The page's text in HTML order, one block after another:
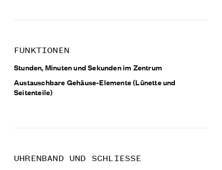
FUNKTIONEN
Stunden, Minuten und Sekunden im Zentrum
Austauschbare Gehäuse-Elemente (Lünette und
Seitenteile)
UHRENBAND UND SCHLIESSE